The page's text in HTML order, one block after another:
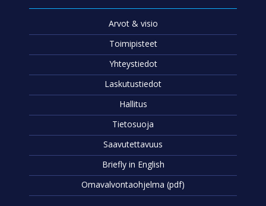
Arvot & visio
Toimipisteet
Yhteystiedot
Laskutustiedot
Hallitus
Tietosuoja
Saavutettavuus
Briefly in English
Omavalvontaohjelma (pdf)